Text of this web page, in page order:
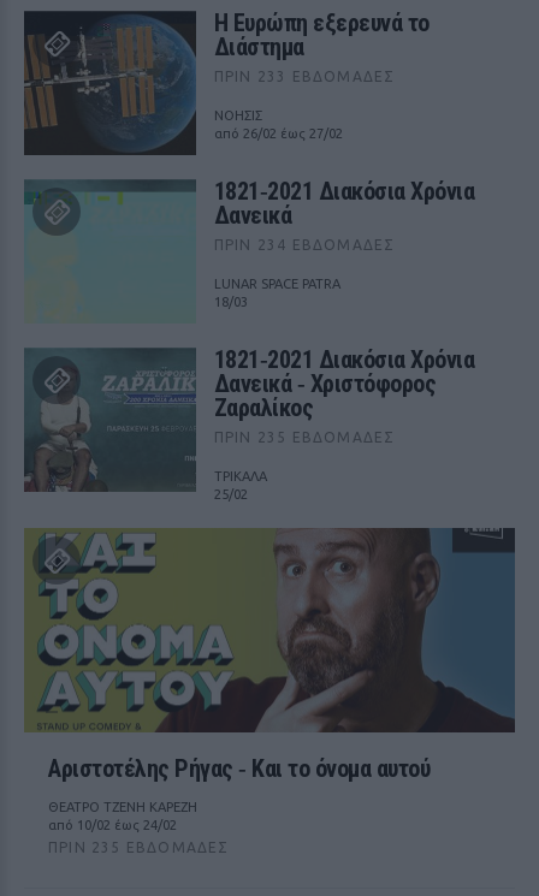
Η Ευρώπη εξερευνά το
Διάστημα
ΠΡΙΝ 233 ΕΒΔΟΜΆΔΕΣ
ΝΟΗΣΙΣ
από 26/02 έως 27/02
1821‑2021 Διακόσια Χρόνια
Δανεικά
ΠΡΙΝ 234 ΕΒΔΟΜΆΔΕΣ
LUNAR SPACE PATRA
18/03
1821‑2021 Διακόσια Χρόνια
Δανεικά ‑ Χριστόφορος
Ζαραλίκος
ΠΡΙΝ 235 ΕΒΔΟΜΆΔΕΣ
ΤΡΙΚΑΛΑ
25/02
Αριστοτέλης Ρήγας ‑ Kαι το όνομα αυτού
ΘΕΑΤΡΟ ΤΖΕΝΗ ΚΑΡΕΖΗ
από 10/02 έως 24/02
ΠΡΙΝ 235 ΕΒΔΟΜΆΔΕΣ